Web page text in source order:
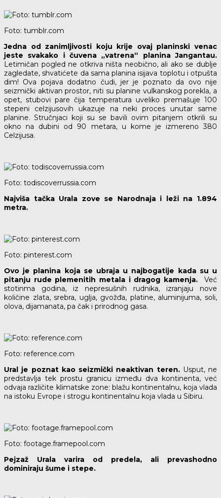
Foto: tumblr.com
Jedna od zanimljivosti koju krije ovaj planinski venac
jeste svakako i čuvena „vatrena“ planina Jangantau.
Letimičan pogled ne otkriva ništa neobično, ali ako se dublje
zagledate, shvatićete da sama planina isijava toplotu i otpušta
dim! Ova pojava dodatno čudi, jer je poznato da ovo nije
seizmički aktivan prostor, niti su planine vulkanskog porekla, a
opet, stubovi pare čija temperatura uveliko premašuje 100
stepeni celzijusovih ukazuje na neki proces unutar same
planine. Stručnjaci koji su se bavili ovim pitanjem otkrili su
okno na dubini od 90 metara, u kome je izmereno 380
Celzijusa.
Foto: todiscoverrussia.com
Najviša tačka Urala zove se Narodnaja i leži na 1.894
metra.
Foto: pinterest.com
Ovo je planina koja se ubraja u najbogatije kada su u
pitanju rude plemenitih metala i dragog kamenja.
Već
stotinma godina, iz nepresušnih rudnika, izranjaju nove
količine zlata, srebra, uglja, gvožđa, platine, aluminijuma, soli,
olova, dijamanata, pa čak i prirodnog gasa.
Foto: reference.com
Ural je poznat kao seizmički neaktivan teren. Usput, ne
predstavlja tek prostu granicu između dva kontinenta, već
odvaja različite klimatske zone: blažu kontinentalnu, koja vlada
na istoku Evrope i strogu kontinentalnu koja vlada u Sibiru.
Foto: footage.framepool.com
Pejzaž Urala varira od predela, ali prevashodno
dominiraju šume i stepe.